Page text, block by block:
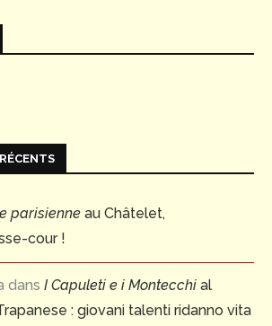
parisienne au Châtelet,
cour !
dans I Capuleti e i Montecchi al
: giovani talenti ridanno vita